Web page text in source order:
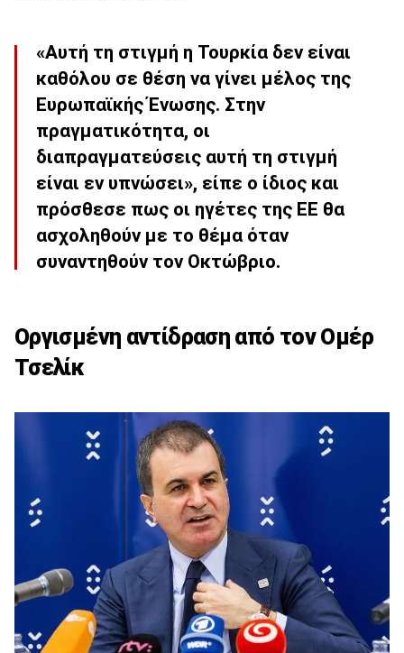
«Αυτή τη στιγμή η Τουρκία δεν είναι
καθόλου σε θέση να γίνει μέλος της
Ευρωπαϊκής Ένωσης. Στην
πραγματικότητα, οι
διαπραγματεύσεις αυτή τη στιγμή
είναι εν υπνώσει», είπε ο ίδιος και
πρόσθεσε πως οι ηγέτες της ΕΕ θα
ασχοληθούν με το θέμα όταν
συναντηθούν τον Οκτώβριο.
Οργισμένη αντίδραση από τον Ομέρ
Τσελίκ